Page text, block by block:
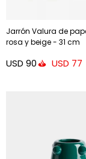
Jarrón Valura de
rosa y beige - 31 cm
USD 90 USD 77